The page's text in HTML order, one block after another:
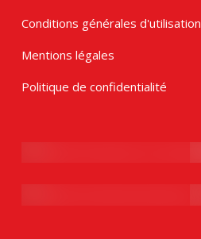
Conditions générales d'utilisation
Mentions légales
Politique de confidentialité